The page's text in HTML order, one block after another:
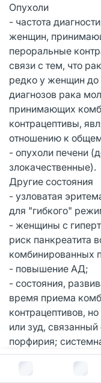
В
Опухоли
- частота
женщин,
пероральные
связи с тем, что
редко у женщин до
диагнозов рака
принимающих
контрацептивы,
отношению к
- опухоли печени
злокачественные).
Другие состояния
- узловатая
для "гибкого"
- женщины с
риск панкреатита
комбинированных
- повышение АД;
- состояния,
время приема
контрацептивов,
или зуд,
порфирия;
уремический